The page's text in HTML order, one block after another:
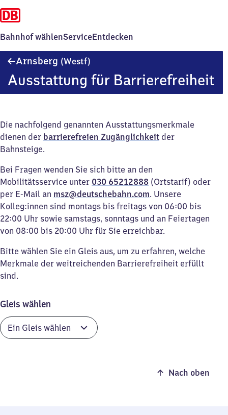
Bahnhof wählenServiceEntdecken
Arnsberg (Westf)
Ausstattung für Barrierefreiheit
Die nachfolgend genannten Ausstattungsmerkmale
dienen der barrierefreien Zugänglichkeit der
Bahnsteige.
Bei Fragen wenden Sie sich bitte an den
Mobilitätsservice unter 030 65212888 (Ortstarif) oder
per E-Mail an msz@deutschebahn.com. Unsere
Kolleg:innen sind montags bis freitags von 06:00 bis
22:00 Uhr sowie samstags, sonntags und an Feiertagen
von 08:00 bis 20:00 Uhr für Sie erreichbar.
Bitte wählen Sie ein Gleis aus, um zu erfahren, welche
Merkmale der weitreichenden Barrierefreiheit erfüllt
sind.
Gleis wählen
Nach oben